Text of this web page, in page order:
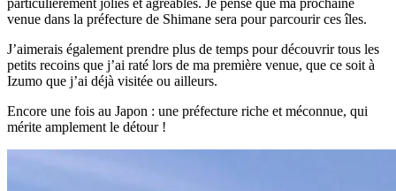
particulièrement jolies et agréables. Je pense que ma prochaine
venue dans la préfecture de Shimane sera pour parcourir ces îles.
J’aimerais également prendre plus de temps pour découvrir tous les
petits recoins que j’ai raté lors de ma première venue, que ce soit à
Izumo que j’ai déjà visitée ou ailleurs.
Encore une fois au Japon : une préfecture riche et méconnue, qui
mérite amplement le détour !